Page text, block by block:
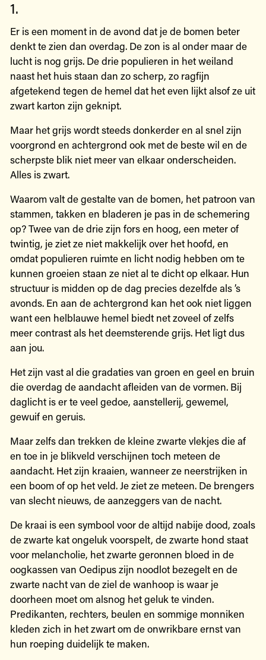
1.
Er is een moment in de avond dat je de bomen beter
denkt te zien dan overdag. De zon is al onder maar de
lucht is nog grijs. De drie populieren in het weiland
naast het huis staan dan zo scherp, zo ragfijn
afgetekend tegen de hemel dat het even lijkt alsof ze uit
zwart karton zijn geknipt.
Maar het grijs wordt steeds donkerder en al snel zijn
voorgrond en achtergrond ook met de beste wil en de
scherpste blik niet meer van elkaar onderscheiden.
Alles is zwart.
Waarom valt de gestalte van de bomen, het patroon van
stammen, takken en bladeren je pas in de schemering
op? Twee van de drie zijn fors en hoog, een meter of
twintig, je ziet ze niet makkelijk over het hoofd, en
omdat populieren ruimte en licht nodig hebben om te
kunnen groeien staan ze niet al te dicht op elkaar. Hun
structuur is midden op de dag precies dezelfde als ’s
avonds. En aan de achtergrond kan het ook niet liggen
want een helblauwe hemel biedt net zoveel of zelfs
meer contrast als het deemsterende grijs. Het ligt dus
aan jou.
Het zijn vast al die gradaties van groen en geel en bruin
die overdag de aandacht afleiden van de vormen. Bij
daglicht is er te veel gedoe, aanstellerij, gewemel,
gewuif en geruis.
Maar zelfs dan trekken de kleine zwarte vlekjes die af
en toe in je blikveld verschijnen toch meteen de
aandacht. Het zijn kraaien, wanneer ze neerstrijken in
een boom of op het veld. Je ziet ze meteen. De brengers
van slecht nieuws, de aanzeggers van de nacht.
De kraai is een symbool voor de altijd nabije dood, zoals
de zwarte kat ongeluk voorspelt, de zwarte hond staat
voor melancholie, het zwarte geronnen bloed in de
oogkassen van Oedipus zijn noodlot bezegelt en de
zwarte nacht van de ziel de wanhoop is waar je
doorheen moet om alsnog het geluk te vinden.
Predikanten, rechters, beulen en sommige monniken
kleden zich in het zwart om de onwrikbare ernst van
hun roeping duidelijk te maken.